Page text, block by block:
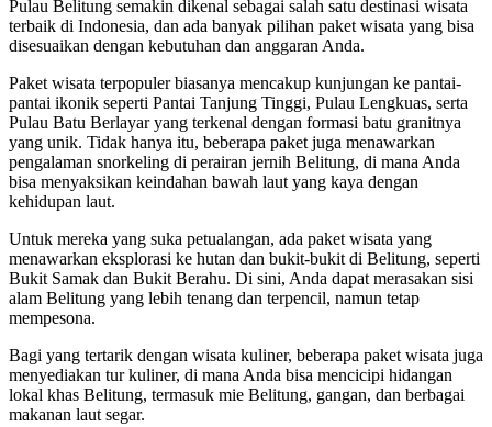
Pulau Belitung semakin dikenal sebagai salah satu destinasi wisata
terbaik di Indonesia, dan ada banyak pilihan paket wisata yang bisa
disesuaikan dengan kebutuhan dan anggaran Anda.
Paket wisata terpopuler biasanya mencakup kunjungan ke pantai-
pantai ikonik seperti Pantai Tanjung Tinggi, Pulau Lengkuas, serta
Pulau Batu Berlayar yang terkenal dengan formasi batu granitnya
yang unik. Tidak hanya itu, beberapa paket juga menawarkan
pengalaman snorkeling di perairan jernih Belitung, di mana Anda
bisa menyaksikan keindahan bawah laut yang kaya dengan
kehidupan laut.
Untuk mereka yang suka petualangan, ada paket wisata yang
menawarkan eksplorasi ke hutan dan bukit-bukit di Belitung, seperti
Bukit Samak dan Bukit Berahu. Di sini, Anda dapat merasakan sisi
alam Belitung yang lebih tenang dan terpencil, namun tetap
mempesona.
Bagi yang tertarik dengan wisata kuliner, beberapa paket wisata juga
menyediakan tur kuliner, di mana Anda bisa mencicipi hidangan
lokal khas Belitung, termasuk mie Belitung, gangan, dan berbagai
makanan laut segar.